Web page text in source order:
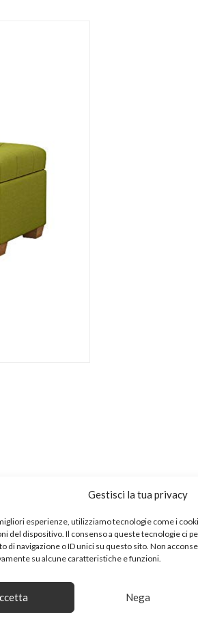
Gestisci la tua privacy
esperienze, utilizziamo tecnologie come i
del dispositivo. Il consenso a queste tecnologie ci
di navigazione o ID unici su questo sito. Non
su alcune caratteristiche e funzioni.
Nega
il riposo e molto confortevole
bello e resistente
libri / giocattoli / vestiti / scarpe, ecc
banco di scarpe / banco di prova
per camerino, ecc.